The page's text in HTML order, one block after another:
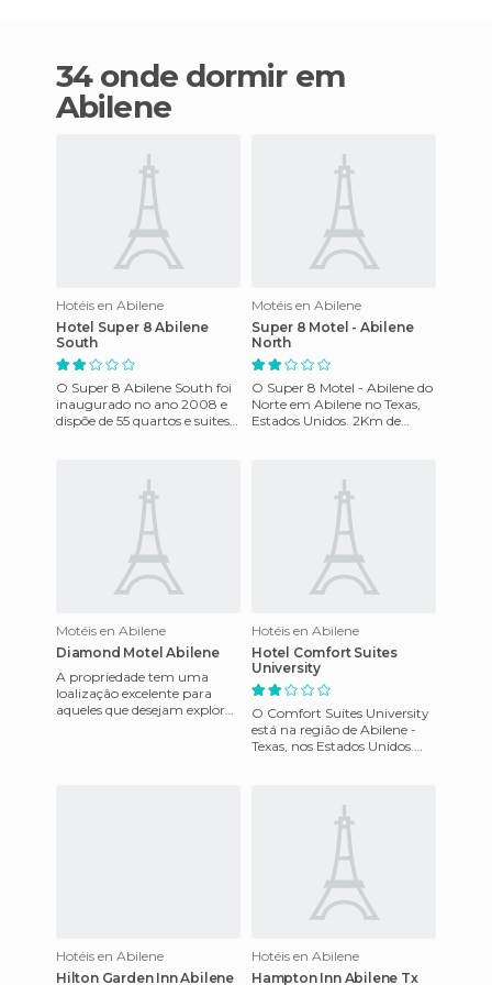
34 onde dormir em
Abilene
Hotéis en Abilene
Hotel Super 8 Abilene
South
O Super 8 Abilene South foi
inaugurado no ano 2008 e
dispõe de 55 quartos e suites.
Motéis en Abilene
Super 8 Motel - Abilene
North
O Super 8 Motel - Abilene do
Norte em Abilene no Texas,
Estados Unidos. 2Km de
Motéis en Abilene
Diamond Motel Abilene
A propriedade tem uma
loalizaçâo excelente para
aqueles que desejam explorar
Hotéis en Abilene
Hotel Comfort Suites
University
O Comfort Suites University
está na região de Abilene -
Texas, nos Estados Unidos.
Hotéis en Abilene
Hilton Garden Inn Abilene
Hotéis en Abilene
Hampton Inn Abilene Tx